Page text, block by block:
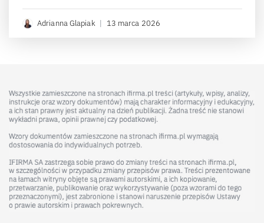
Adrianna Glapiak | 13 marca 2026